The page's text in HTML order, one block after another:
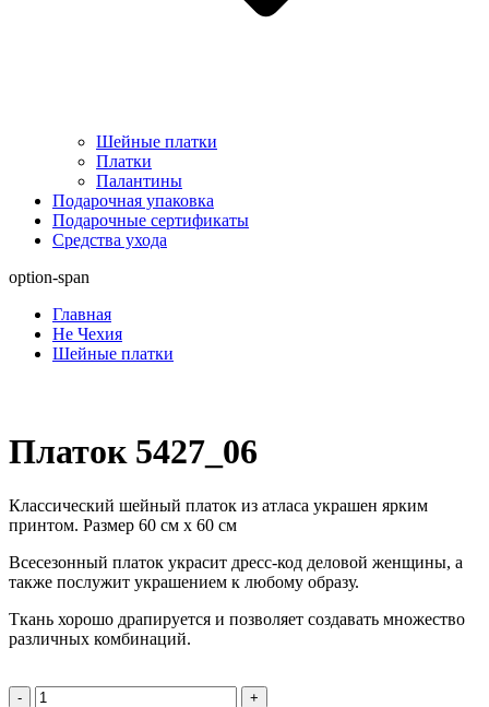
Шейные платки
Платки
Палантины
Подарочная упаковка
Подарочные сертификаты
Средства ухода
option-span
Главная
Не Чехия
Шейные платки
Платок 5427_06
Классический шейный платок из атласа украшен ярким
принтом. Размер 60 см х 60 см
Всесезонный платок украсит дресс-код деловой женщины, а
также послужит украшением к любому образу.
Ткань хорошо драпируется и позволяет создавать множество
различных комбинаций.
-
+